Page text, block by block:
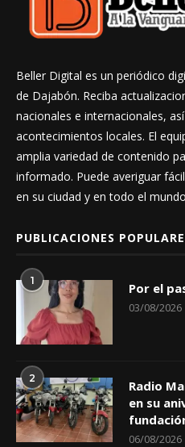
Beller Digital es un periódico
de Dajabón. Reciba
nacionales e internacionales,
acontecimientos locales. El
amplia variedad de contenido
informado. Puede averiguar
en su ciudad y en todo el
PUBLICACIONES
1 Por el
03/08/2026
2
Radio
en su
06/08/2026